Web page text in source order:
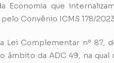
que
Convênio ICMS 178/2023.
Lei Complementar nº 87,
âmbito da ADC 49, na